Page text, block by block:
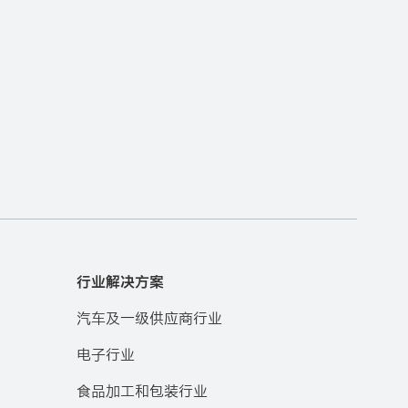
行业解决方案
汽车及一级供应商行业
电子行业
食品加工和包装行业